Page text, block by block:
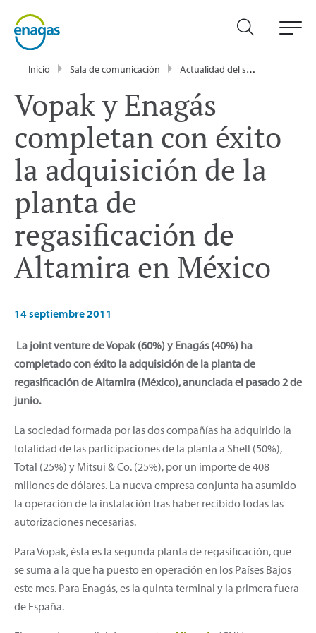
Inicio Sala de comunicación Actualidad del sector energético - Enagás
Vopak y Enagás
completan con éxito
la adquisición de la
planta de
regasificación de
Altamira en México
14 septiembre 2011
La joint venture de Vopak (60%) y Enagás (40%) ha
completado con éxito la adquisición de la planta de
regasificación de Altamira (México), anunciada el pasado 2 de
junio.
La sociedad formada por las dos compañías ha adquirido la
totalidad de las participaciones de la planta a Shell (50%),
Total (25%) y Mitsui & Co. (25%), por un importe de 408
millones de dólares. La nueva empresa conjunta ha asumido
la operación de la instalación tras haber recibido todas las
autorizaciones necesarias.
Para Vopak, ésta es la segunda planta de regasificación, que
se suma a la que ha puesto en operación en los Países Bajos
este mes. Para Enagás, es la quinta terminal y la primera fuera
de España.